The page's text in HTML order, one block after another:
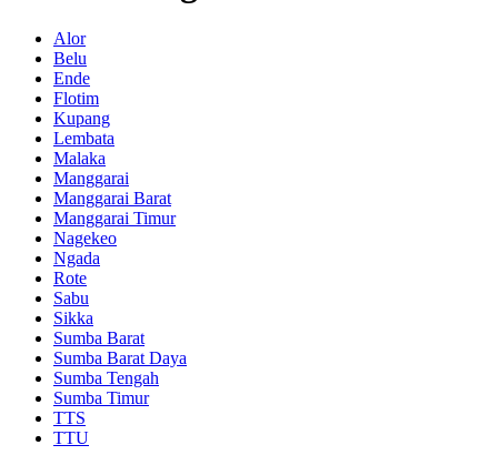
Alor
Belu
Ende
Flotim
Kupang
Lembata
Malaka
Manggarai
Manggarai Barat
Manggarai Timur
Nagekeo
Ngada
Rote
Sabu
Sikka
Sumba Barat
Sumba Barat Daya
Sumba Tengah
Sumba Timur
TTS
TTU